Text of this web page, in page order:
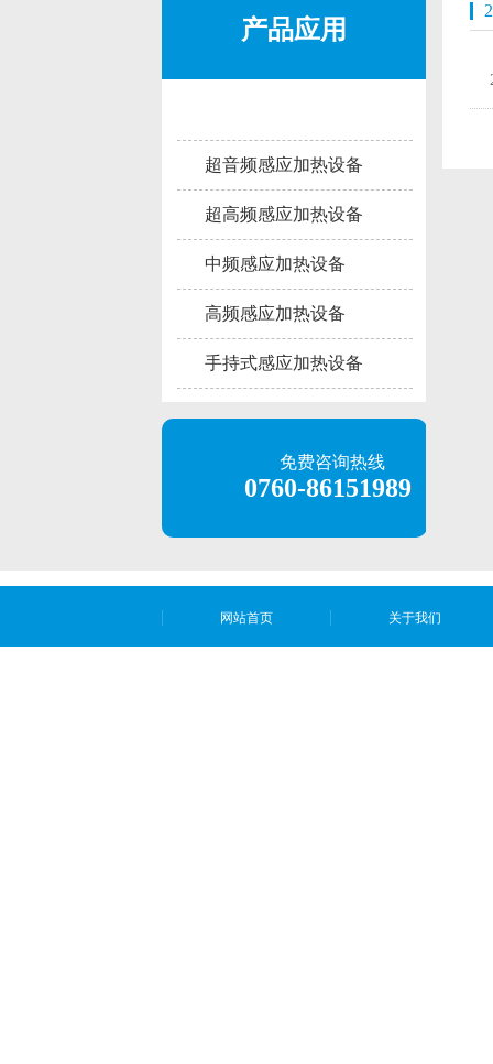
产品应用
超音频感应加热设备
超高频感应加热设备
中频感应加热设备
高频感应加热设备
手持式感应加热设备
免费咨询热线
0760-86151989
网站首页 关于我们